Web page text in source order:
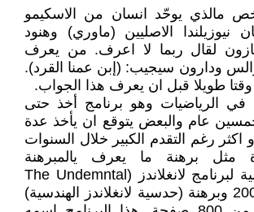
مالذي يوحّد انسان من الاسكيمو
الاصليين (ماوري) وهنود
لقال ربما لا اعرف. من يعرف
ودارون سيجيب: (إبن عمنا القرد).
وقتا طويلا قبل ان يعرف هذا الجواب.
الرياضيات وهو برنامج أخذ حتى
عام والبعض يتوقع ان يأخذ عدة
رغم التقدم الكبير خلال السنوات
مثل برهنة ما يعرف يالمبرهنة
المساعدة الاساسية لبرنامج لانغلاندز (The Undemntal
Lemma ) عام 2006 وبرهنة (حدسية لانغلاندز الهندسية)